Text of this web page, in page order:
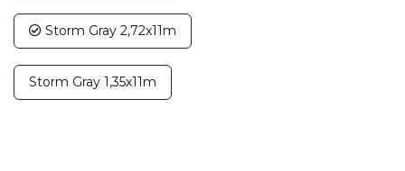
Storm Gray 2,72x11m
Storm Gray 1,35x11m